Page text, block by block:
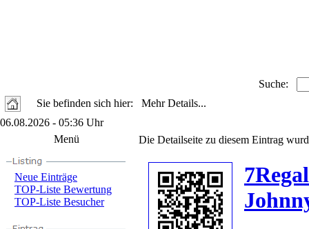
Suche:
Sie befinden sich hier: Mehr Details...
06.08.2026 - 05:36 Uhr
Menü
Neue Einträge
TOP-Liste Bewertung
TOP-Liste Besucher
Die Detailseite zu diesem Eintrag